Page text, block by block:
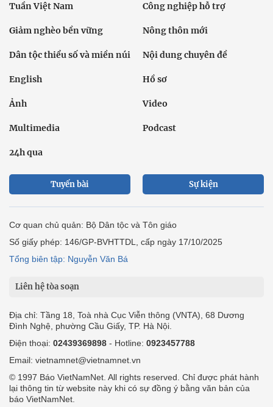
Tuần Việt Nam Công nghiệp hỗ trợ
Giảm nghèo bền vững Nông thôn mới
Dân tộc thiểu số và miền núi Nội dung chuyên đề
English Hồ sơ
Ảnh Video
Multimedia Podcast
24h qua
Tuyến bài Sự kiện
Cơ quan chủ quản: Bộ Dân tộc và Tôn giáo
Số giấy phép: 146/GP-BVHTTDL, cấp ngày 17/10/2025
Tổng biên tập: Nguyễn Văn Bá
Liên hệ tòa soạn
Địa chỉ: Tầng 18, Toà nhà Cục Viễn thông (VNTA), 68 Dương
Đình Nghệ, phường Cầu Giấy, TP. Hà Nội.
Điện thoại: 02439369898 - Hotline: 0923457788
Email: vietnamnet@vietnamnet.vn
© 1997 Báo VietNamNet. All rights reserved. Chỉ được phát hành
lại thông tin từ website này khi có sự đồng ý bằng văn bản của
báo VietNamNet.